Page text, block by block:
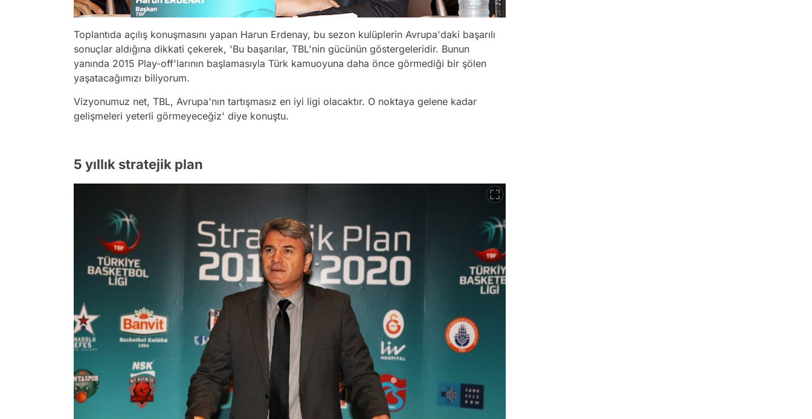
Toplantıda açılış konuşmasını yapan Harun Erdenay, bu sezon kulüplerin Avrupa'daki başarılı
sonuçlar aldığına dikkati çekerek, 'Bu başarılar, TBL'nin gücünün göstergeleridir. Bunun
yanında 2015 Play-off'larının başlamasıyla Türk kamuoyuna daha önce görmediği bir şölen
yaşatacağımızı biliyorum.
Vizyonumuz net, TBL, Avrupa'nın tartışmasız en iyi ligi olacaktır. O noktaya gelene kadar
gelişmeleri yeterli görmeyeceğiz' diye konuştu.
5 yıllık stratejik plan